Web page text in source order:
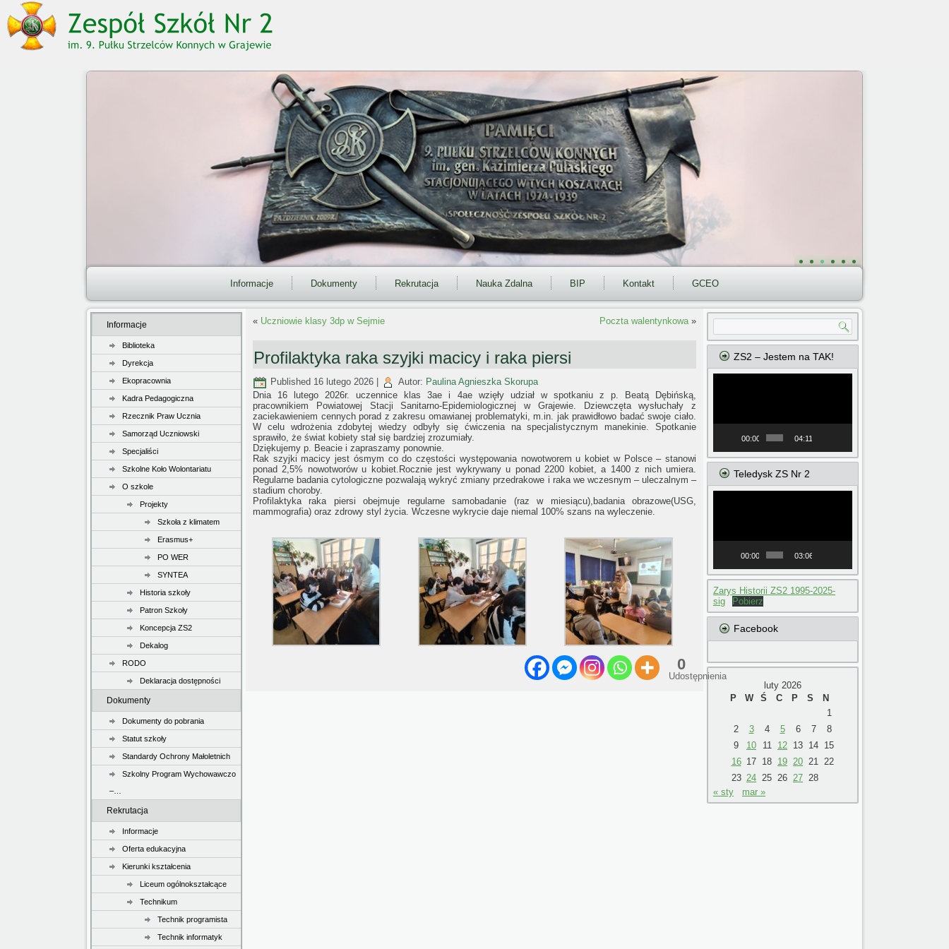
Informacje Dokumenty Rekrutacja Nauka Zdalna BIP Kontakt GCEO
Informacje
Biblioteka
Dyrekcja
Ekopracownia
Kadra Pedagogiczna
Rzecznik Praw Ucznia
Samorząd Uczniowski
Specjaliści
Szkolne Koło Wolontariatu
O szkole
Projekty
Szkoła z klimatem
Erasmus+
PO WER
SYNTEA
Historia szkoły
Patron Szkoły
Koncepcja ZS2
Dekalog
RODO
Deklaracja dostępności
Dokumenty
Dokumenty do pobrania
Statut szkoły
Standardy Ochrony Małoletnich
Szkolny Program Wychowawczo
–…
Rekrutacja
Informacje
Oferta edukacyjna
Kierunki kształcenia
Liceum ogólnokształcące
Technikum
Technik programista
Technik informatyk
« Uczniowie klasy 3dp w Sejmie Poczta walentynkowa»
Profilaktyka raka szyjki macicy i raka piersi
Published 16 lutego 2026 Autor: Paulina Agnieszka Skorupa
Dnia 16 lutego 2026r. uczennice klas 3ae i 4ae wzięły udział w spotkaniu z p. Beatą Dębińską,
pracownikiem Powiatowej Stacji Sanitarno-Epidemiologicznej w Grajewie. Dziewczęta wysłuchały z
zaciekawieniem cennych porad z zakresu omawianej problematyki, m.in. jak prawidłowo badać swoje ciało.
W celu wdrożenia zdobytej wiedzy odbyły się ćwiczenia na specjalistycznym manekinie. Spotkanie
sprawiło, że świat kobiety stał się bardziej zrozumiały.
Dziękujemy p. Beacie i zapraszamy ponownie.
Rak szyjki macicy jest ósmym co do częstości występowania nowotworem u kobiet w Polsce – stanowi
ponad 2,5% nowotworów u kobiet.Rocznie jest wykrywany u ponad 2200 kobiet, a 1400 z nich umiera.
Regularne badania cytologiczne pozwalają wykryć zmiany przedrakowe i raka we wczesnym – uleczalnym –
stadium choroby.
Profilaktyka raka piersi obejmuje regularne samobadanie (raz w miesiącu),badania obrazowe(USG,
mammografia) oraz zdrowy styl życia. Wczesne wykrycie daje niemal 100% szans na wyleczenie.
0
Udostępnienia
ZS2 – Jestem na TAK!
00:00 04:11
Teledysk ZS Nr 2
00:00 03:06
Zarys Historii ZS2 1995-2025-
sig
Pobierz
Facebook
luty 2026
P
W Ś C P S
N
1
2
3 4 5 6 7
8
9
10 11 12 13 14 15
16 17 18 19 20 21
22
23 24 25 26 27 28
« sty
mar »